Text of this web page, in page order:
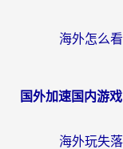
国外加速国内游戏